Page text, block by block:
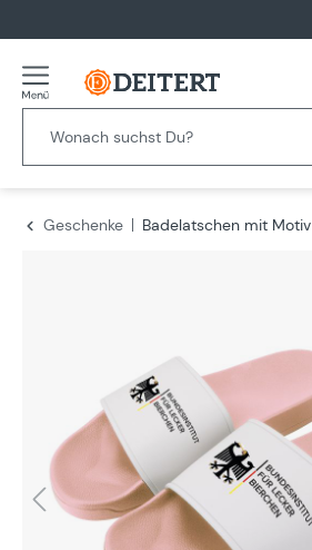
Geschenke
Badelatschen mit Motiv